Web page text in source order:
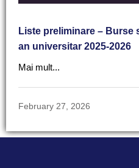
Liste preliminare – Burse
an universitar 2025-2026
Mai mult...
February 27, 2026